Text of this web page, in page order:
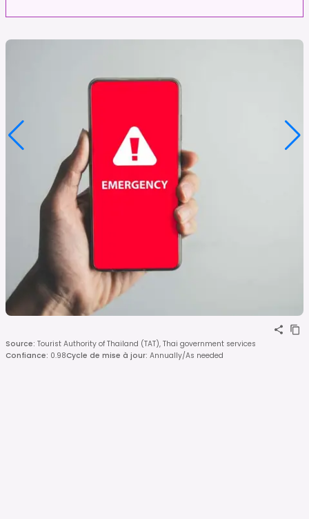
Source: Tourist Authority of Thailand (TAT), Thai government services
Confiance: 0.98Cycle de mise à jour: Annually/As needed